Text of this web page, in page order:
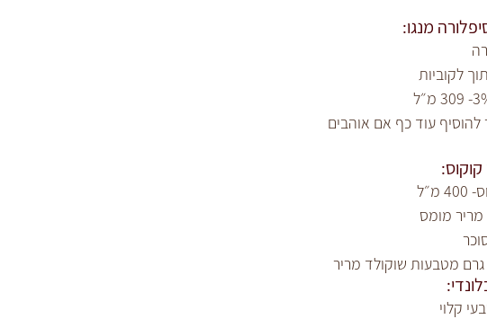
מנגו:
עוד כף אם אוהבים